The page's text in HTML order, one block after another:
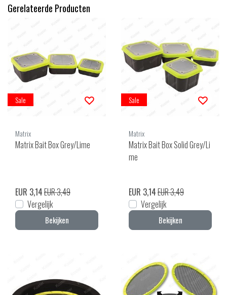
Gerelateerde Producten
Sale
Matrix
Matrix Bait Box Grey/Lime
EUR 3,14EUR 3,49
Vergelijk
Bekijken
Sale
Matrix
Matrix Bait Box Solid Grey/Li
me
EUR 3,14EUR 3,49
Vergelijk
Bekijken